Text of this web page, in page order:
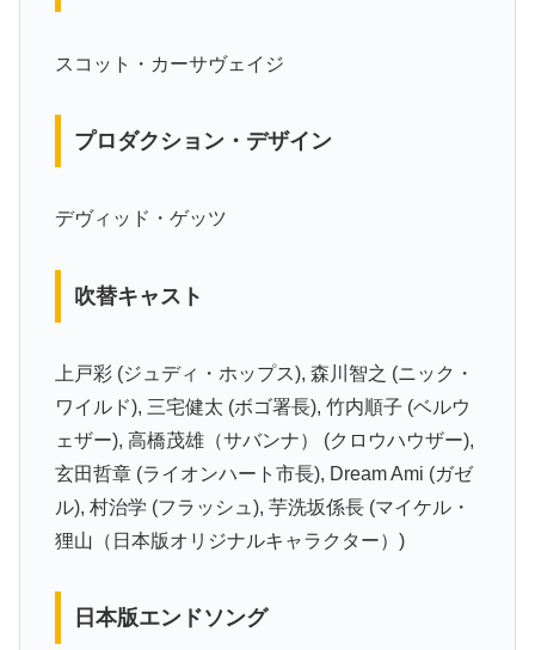
スコット・カーサヴェイジ
プロダクション・デザイン
デヴィッド・ゲッツ
吹替キャスト
上戸彩 (ジュディ・ホップス), 森川智之 (ニック・
ワイルド), 三宅健太 (ボゴ署長), 竹内順子 (ベルウ
ェザー), 高橋茂雄（サバンナ） (クロウハウザー),
玄田哲章 (ライオンハート市長), Dream Ami (ガゼ
ル), 村治学 (フラッシュ), 芋洗坂係長 (マイケル・
狸山（日本版オリジナルキャラクター）)
日本版エンドソング